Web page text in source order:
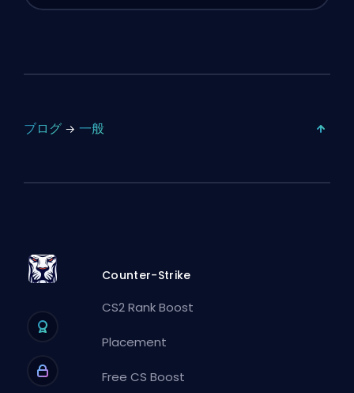
ブログ 一般
Counter-Strike
CS2 Rank Boost
Placement
Free CS Boost